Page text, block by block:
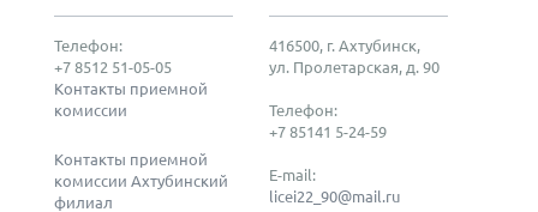
Телефон:
+7 8512 51-05-05
Контакты приемной
комиссии
Контакты приемной
комиссии Ахтубинский
филиал
416500, г. Ахтубинск,
ул. Пролетарская, д. 90
Телефон:
+7 85141 5-24-59
E-mail:
licei22_90@mail.ru